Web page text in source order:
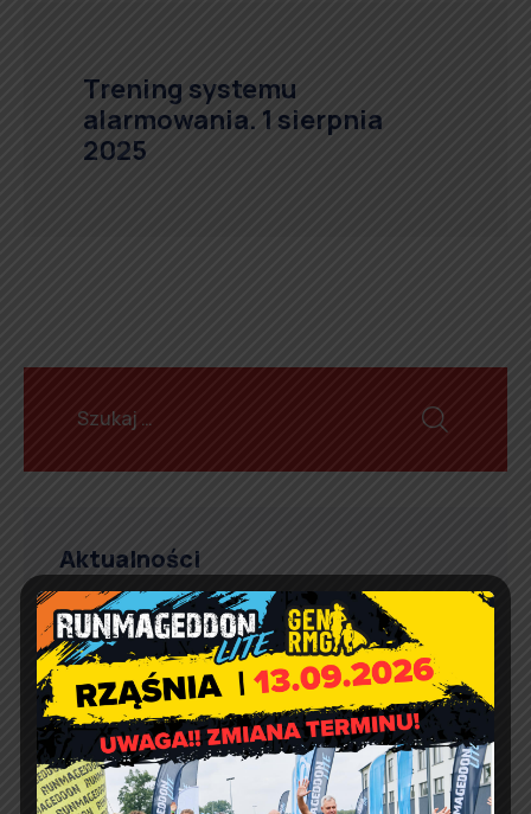
Trening systemu
alarmowania. 1 sierpnia
2025
Aktualności
Marcin Kazuba Comment off
Sportowy weekend z Czarnymi
Rząśnia
Agnieszka Wiśniewska Comment off
Prośba o szanowanie i